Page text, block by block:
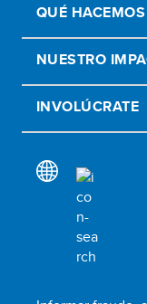
QUÉ HACEMOS
NUESTRO
INVOLÚCRATE